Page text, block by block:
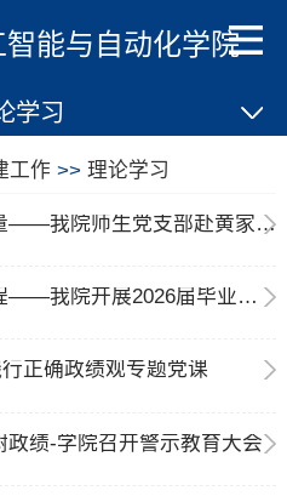
智能与自动化学院
学习
工作 >> 理论学习
赓续红色血脉 凝聚奋进力量——我院师生党支部赴黄家湖校区开展联建主题党日活动
永葆党员本色 智启崭新征程——我院开展2026届毕业生党员教育暨树立和践行正确政绩观专题党课
正确政绩观专题党课
绩-学院召开警示教育大会